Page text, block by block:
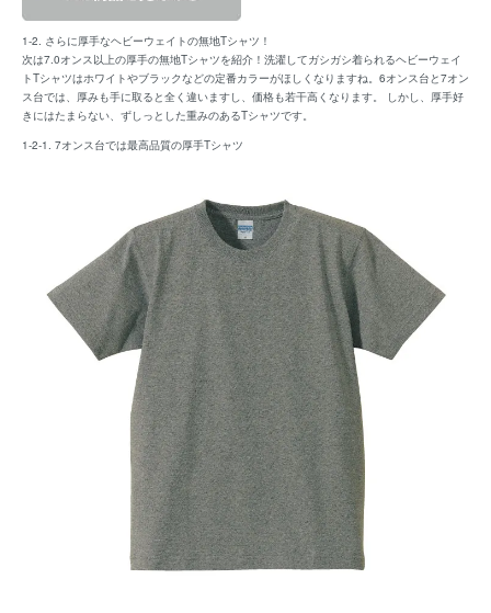
1-2. さらに厚手なヘビーウェイトの無地Tシャツ！
次は7.0オンス以上の厚手の無地Tシャツを紹介！洗濯してガシガシ着られるヘビーウェイ
トTシャツはホワイトやブラックなどの定番カラーがほしくなりますね。6オンス台と7オン
ス台では、厚みも手に取ると全く違いますし、価格も若干高くなります。 しかし、厚手好
きにはたまらない、ずしっとした重みのあるTシャツです。
1-2-1. 7オンス台では最高品質の厚手Tシャツ